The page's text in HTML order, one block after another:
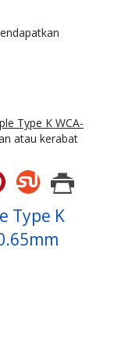
Type K WCA-
atau kerabat
Type K